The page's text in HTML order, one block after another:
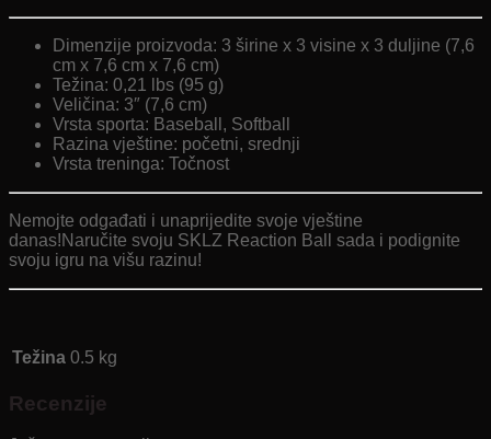
Dimenzije proizvoda: 3 širine x 3 visine x 3 duljine (7,6
cm x 7,6 cm x 7,6 cm)
Težina: 0,21 lbs (95 g)
Veličina: 3″ (7,6 cm)
Vrsta sporta: Baseball, Softball
Razina vještine: početni, srednji
Vrsta treninga: Točnost
Nemojte odgađati i unaprijedite svoje vještine
danas!Naručite svoju SKLZ Reaction Ball sada i podignite
svoju igru ​​na višu razinu!
Težina 0.5 kg
Recenzije